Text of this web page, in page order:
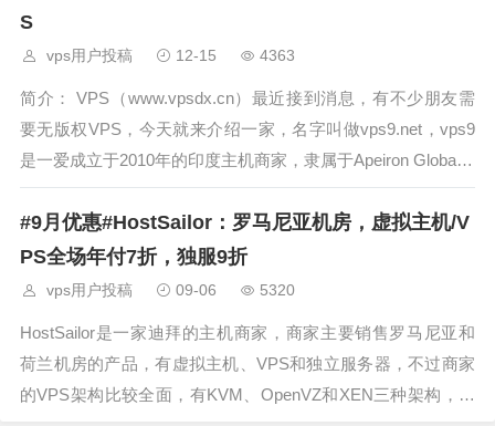
S
vps用户投稿 12-15 4363
简介： VPS（www.vpsdx.cn）最近接到消息，有不少朋友需
要无版权VPS，今天就来介绍一家，名字叫做vps9.net，vps9
是一爱成立于2010年的印度主机商家，隶属于Apeiron Global P
vt. Ltd旗下，是印度的老牌主机商家，主
#9月优惠#HostSailor：罗马尼亚机房，虚拟主机/V
PS全场年付7折，独服9折
vps用户投稿 09-06 5320
HostSailor是一家迪拜的主机商家，商家主要销售罗马尼亚和
荷兰机房的产品，有虚拟主机、VPS和独立服务器，不过商家
的VPS架构比较全面，有KVM、OpenVZ和XEN三种架构，当